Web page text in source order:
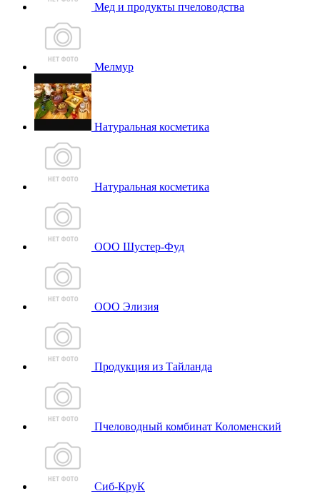
Мед и продукты пчеловодства
Мелмур
Натуральная косметика
Натуральная косметика
ООО Шустер-Фуд
ООО Элизия
Продукция из Тайланда
Пчеловодный комбинат Коломенский
Сиб-КруК